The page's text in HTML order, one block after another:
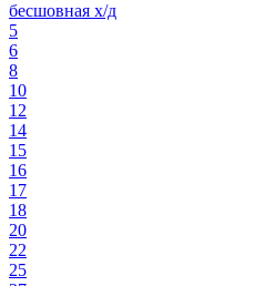
бесшовная х/д
5
6
8
10
12
14
15
16
17
18
20
22
25